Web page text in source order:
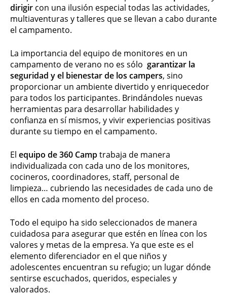
dirigir con una ilusión especial todas las actividades,
multiaventuras y talleres que se llevan a cabo durante
el campamento.
La importancia del equipo de monitores en un
campamento de verano no es sólo garantizar la
seguridad y el bienestar de los campers, sino
proporcionar un ambiente divertido y enriquecedor
para todos los participantes. Brindándoles nuevas
herramientas para desarrollar habilidades y
confianza en sí mismos, y vivir experiencias positivas
durante su tiempo en el campamento.
El equipo de 360 Camptrabaja de manera
individualizada con cada uno de los monitores,
cocineros, coordinadores, staff, personal de
limpieza… cubriendo las necesidades de cada uno de
ellos en cada momento del proceso.
Todo el equipo ha sido seleccionados de manera
cuidadosa para asegurar que estén en línea con los
valores y metas de la empresa. Ya que este es el
elemento diferenciador en el que niños y
adolescentes encuentran su refugio; un lugar dónde
sentirse escuchados, queridos, especiales y
valorados.